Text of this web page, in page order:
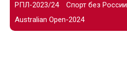
РПЛ-2023/24
Спорт без России
Australian Open-2024